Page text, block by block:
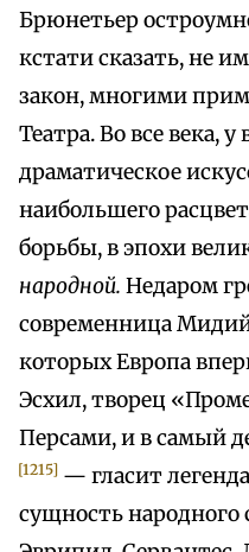
Брюнетьер
кстати сказать, не
закон, многими
Театра. Во все века, у
драматическое
наибольшего
борьбы, в эпохи
народной. Недаром
современница
которых Европа
Эсхил, творец
Персами, и в самый
[1215] — гласит
сущность